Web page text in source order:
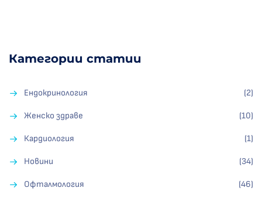
Категории статии
Ендокринология (2)
Женско здраве (10)
Кардиология (1)
Новини (34)
Офталмология (46)